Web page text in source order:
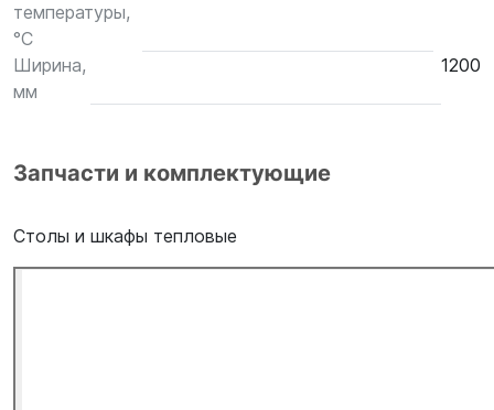
температуры,
°С
Ширина,
мм
1200
Запчасти и комплектующие
Столы и шкафы тепловые